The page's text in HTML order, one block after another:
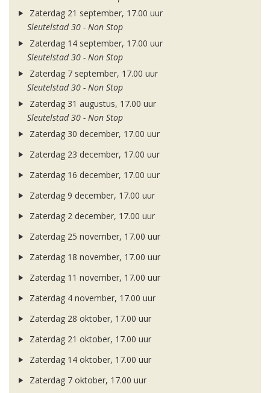
Zaterdag 21 september, 17.00 uur
Sleutelstad 30 - Non Stop
Zaterdag 14 september, 17.00 uur
Sleutelstad 30 - Non Stop
Zaterdag 7 september, 17.00 uur
Sleutelstad 30 - Non Stop
Zaterdag 31 augustus, 17.00 uur
Sleutelstad 30 - Non Stop
Zaterdag 30 december, 17.00 uur
Zaterdag 23 december, 17.00 uur
Zaterdag 16 december, 17.00 uur
Zaterdag 9 december, 17.00 uur
Zaterdag 2 december, 17.00 uur
Zaterdag 25 november, 17.00 uur
Zaterdag 18 november, 17.00 uur
Zaterdag 11 november, 17.00 uur
Zaterdag 4 november, 17.00 uur
Zaterdag 28 oktober, 17.00 uur
Zaterdag 21 oktober, 17.00 uur
Zaterdag 14 oktober, 17.00 uur
Zaterdag 7 oktober, 17.00 uur